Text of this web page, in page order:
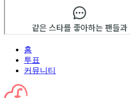
홈
투표
커뮤니티